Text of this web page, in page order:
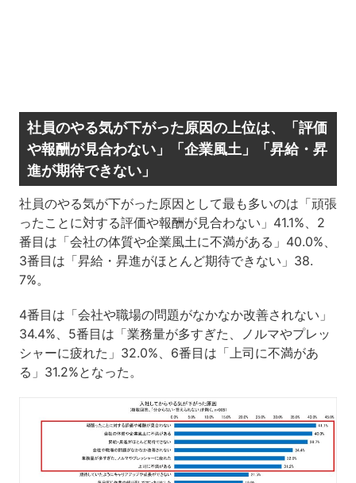
社員のやる気が下がった原因の上位は、「評価
や報酬が見合わない」「企業風土」「昇給・昇
進が期待できない」
社員のやる気が下がった原因として最も多いのは「頑張
ったことに対する評価や報酬が見合わない」41.1%、2
番目は「会社の体質や企業風土に不満がある」40.0%、
3番目は「昇給・昇進がほとんど期待できない」38.
7%。
4番目は「会社や職場の問題がなかなか改善されない」
34.4%、5番目は「業務量が多すぎた、ノルマやプレッ
シャーに疲れた」32.0%、6番目は「上司に不満があ
る」31.2%となった。